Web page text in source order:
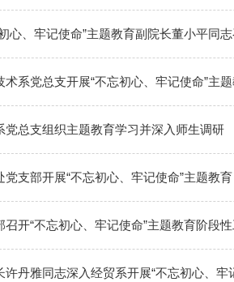
心、牢记使命”主题教育副院长董小平同
术系党总支开展“不忘初心、牢记使命”主
党总支组织主题教育学习并深入师生调研
党支部开展“不忘初心、牢记使命”主题教育
召开“不忘初心、牢记使命”主题教育阶段
许丹雅同志深入经贸系开展“不忘初心、牢